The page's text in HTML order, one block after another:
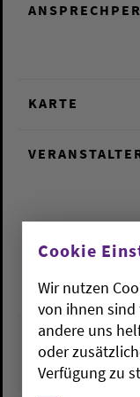
KARTE
Cookie
Wir nutzen
von ihnen
andere uns
oder
Verfügung zu